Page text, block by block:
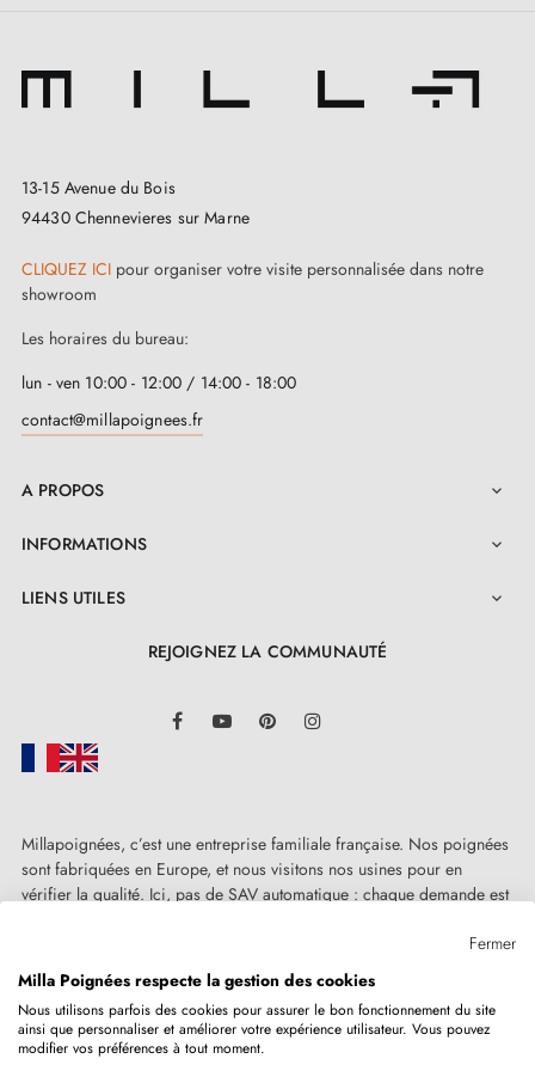
comme une usine avec un stock permanent : chaque
pièce peut être lancée, préparée ou finalisée selon les
Retours :
ce type de produit ne peut pas toujours être
revendu, notamment en cas de commande en quantité
de retour de 90 jours.
commander d’abord une seule pièce afin de valider le
13-15 Avenue du Bois
94430 Chennevieres sur Marne
CLIQUEZ ICI pour organiser votre visite personnalisée dans notre
showroom
Les horaires du bureau:
lun - ven 10:00 - 12:00 / 14:00 - 18:00
contact@millapoignees.fr
A PROPOS 
INFORMATIONS 
LIENS UTILES 
REJOIGNEZ LA COMMUNAUTÉ
FacebookYouTube Pinterest
Millapoignées, c’est une entreprise familiale française. Nos poignées
sont fabriquées en Europe, et nous visitons nos usines pour en
vérifier la qualité. Ici, pas de SAV automatique : chaque demande est
Copyright © 2026MILLA POIGNEESTous droits réservés.
Fermer
Milla Poignées respecte la gestion des cookies
Nous utilisons parfois des cookies pour assurer le bon fonctionnement du site
ainsi que personnaliser et améliorer votre expérience utilisateur. Vous pouvez
modifier vos préférences à tout moment.